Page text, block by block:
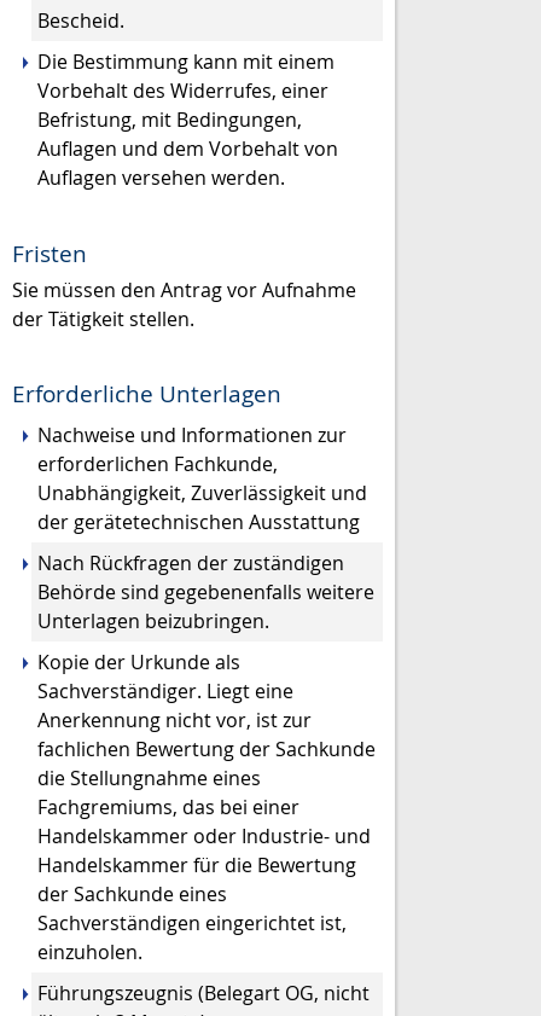
Bescheid.
Die Bestimmung kann mit einem
Vorbehalt des Widerrufes, einer
Befristung, mit Bedingungen,
Auflagen und dem Vorbehalt von
Auflagen versehen werden.
Fristen
Sie müssen den Antrag vor Aufnahme
der Tätigkeit stellen.
Erforderliche Unterlagen
Nachweise und Informationen zur
erforderlichen Fachkunde,
Unabhängigkeit, Zuverlässigkeit und
der gerätetechnischen Ausstattung
Nach Rückfragen der zuständigen
Behörde sind gegebenenfalls weitere
Unterlagen beizubringen.
Kopie der Urkunde als
Sachverständiger. Liegt eine
Anerkennung nicht vor, ist zur
fachlichen Bewertung der Sachkunde
die Stellungnahme eines
Fachgremiums, das bei einer
Handelskammer oder Industrie- und
Handelskammer für die Bewertung
der Sachkunde eines
Sachverständigen eingerichtet ist,
einzuholen.
Führungszeugnis (Belegart OG, nicht